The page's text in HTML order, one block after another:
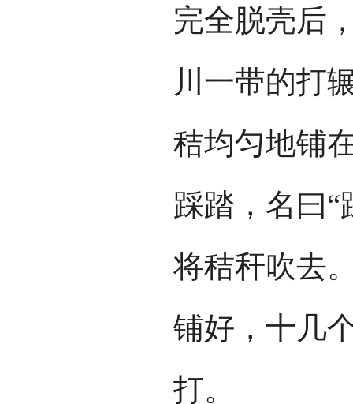
完全脱壳后
川一带的打
秸均匀地铺
踩踏，名曰
将秸秆吹去
铺好，十几
打。